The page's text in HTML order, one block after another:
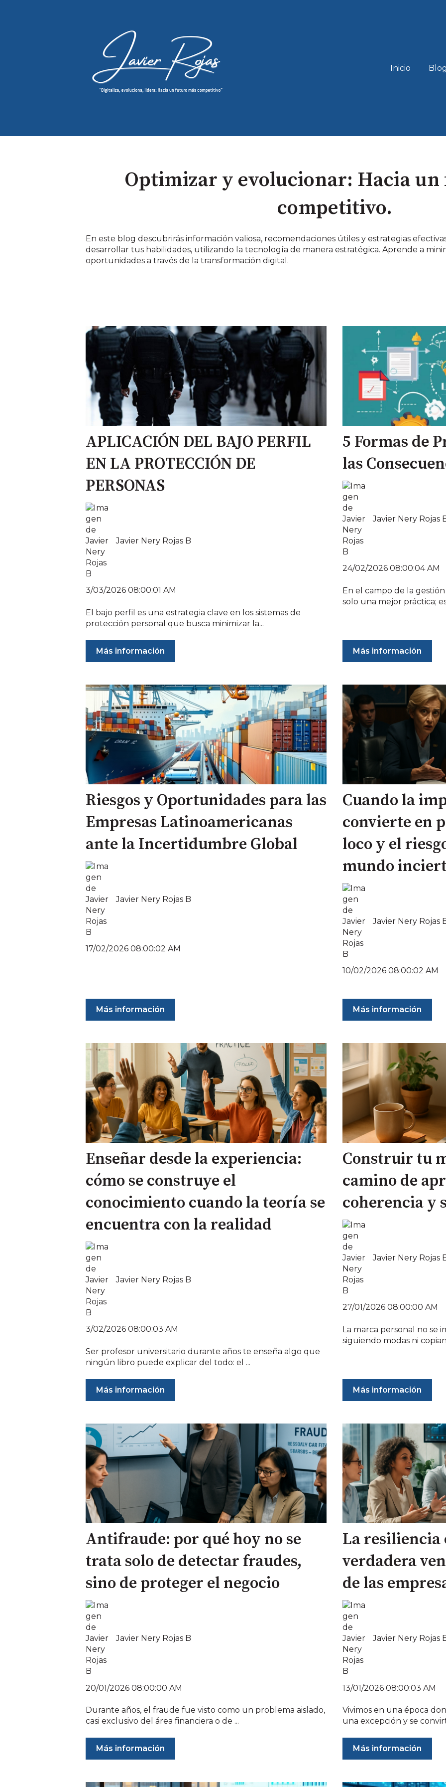
Inicio
Optimizar y evolucionar: Hacia
competitivo.
En este blog descubrirás información valiosa, recomendaciones útiles y estrategias
desarrollar tus habilidades, utilizando la tecnología de manera estratégica. Aprende a
oportunidades a través de la transformación digital.
APLICACIÓN DEL BAJO PERFIL
EN LA PROTECCIÓN DE
PERSONAS
Javier Nery Rojas B
3/03/2026 08:00:01 AM
El bajo perfil es una estrategia clave en los sistemas de
protección personal que busca minimizar la...
Más información
5 Formas de
las
Javier Nery Rojas
24/02/2026 08:00:04 AM
En el campo de la
solo una mejor práctica;
Más información
Riesgos y Oportunidades para las
Empresas Latinoamericanas
ante la Incertidumbre Global
Javier Nery Rojas B
17/02/2026 08:00:02 AM
Más información
Cuando la
convierte en
loco y el
mundo
Javier Nery Rojas
10/02/2026 08:00:02 AM
Más información
Enseñar desde la experiencia:
cómo se construye el
conocimiento cuando la teoría se
encuentra con la realidad
Javier Nery Rojas B
3/02/2026 08:00:03 AM
Ser profesor universitario durante años te enseña algo que
ningún libro puede explicar del todo: el ...
Más información
Construir tu
camino de
coherencia y
Javier Nery Rojas
27/01/2026 08:00:00 AM
La marca personal no se
siguiendo modas ni
Más información
Antifraude: por qué hoy no se
trata solo de detectar fraudes,
sino de proteger el negocio
Javier Nery Rojas B
20/01/2026 08:00:00 AM
Durante años, el fraude fue visto como un problema aislado,
casi exclusivo del área financiera o de ...
Más información
La resiliencia
verdadera
de las
Javier Nery Rojas
13/01/2026 08:00:03 AM
Vivimos en una época
una excepción y se
Más información